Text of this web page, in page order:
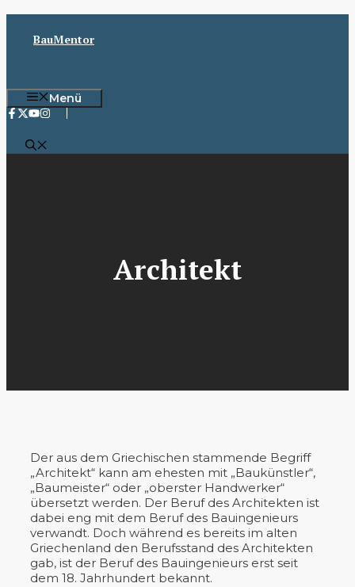
InhaltBauMentor
Menü
Architekt
Der aus dem Griechischen stammende Begriff
„Architekt“ kann am ehesten mit „Baukünstler“,
„Baumeister“ oder „oberster Handwerker“
übersetzt werden. Der Beruf des Architekten ist
dabei eng mit dem Beruf des Bauingenieurs
verwandt. Doch während es bereits im alten
Griechenland den Berufsstand des Architekten
gab, ist der Beruf des Bauingenieurs erst seit
dem 18. Jahrhundert bekannt.